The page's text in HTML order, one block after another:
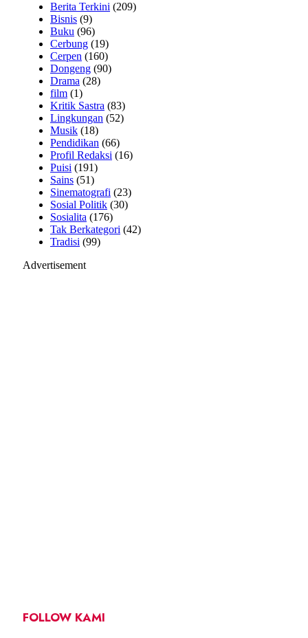
Berita Terkini (209)
Bisnis (9)
Buku (96)
Cerbung (19)
Cerpen (160)
Dongeng (90)
Drama (28)
film (1)
Kritik Sastra (83)
Lingkungan (52)
Musik (18)
Pendidikan (66)
Profil Redaksi (16)
Puisi (191)
Sains (51)
Sinematografi (23)
Sosial Politik (30)
Sosialita (176)
Tak Berkategori (42)
Tradisi (99)
Advertisement
FOLLOW KAMI